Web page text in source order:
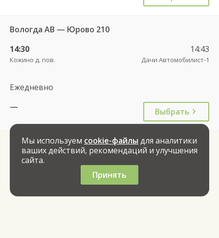
Вологда АВ — Юрово 210
14:30
Кожино д. пов.
14:43
Дачи Автомобилист-1
Ежедневно
—
Выбрать
Мы используем cookie-файлы для аналитики
ваших действий, рекомендаций и улучшения
сайта.
Принять